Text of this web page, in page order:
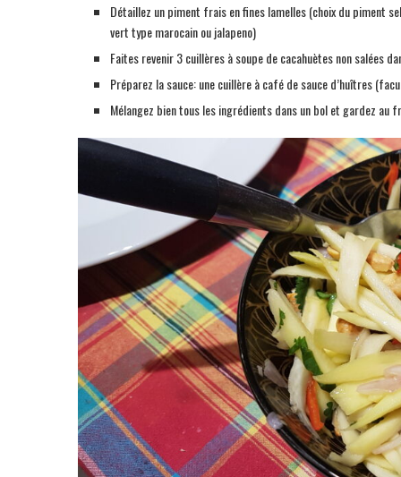
Détaillez un piment frais en fines lamelles (choix du piment
vert type marocain ou jalapeno)
Faites revenir 3 cuillères à soupe de cacahuètes non salées
Préparez la sauce: une cuillère à café de sauce d’huîtres
Mélangez bien tous les ingrédients dans un bol et gardez au